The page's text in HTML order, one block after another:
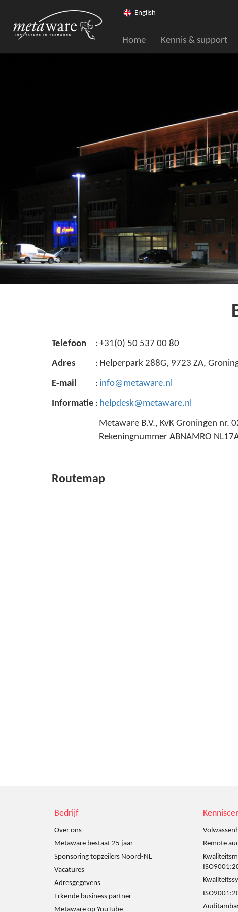
English
Home Kennis & support
Telefoon : +31(0) 50 537 00 80
Adres : Helperpark 288G, 9723 ZA,
E-mail : info@metaware.nl
Informatie : helpdesk@metaware.nl
Metaware B.V., KvK Groningen nr.
Rekeningnummer ABNAMRO
Routemap
Bedrijf
Over ons
Metaware bestaat 25 jaar
Sponsoring topzeilers Noord-NL
Vacatures
Adresgegevens
Erkende business partner
Metaware op YouTube
Remote